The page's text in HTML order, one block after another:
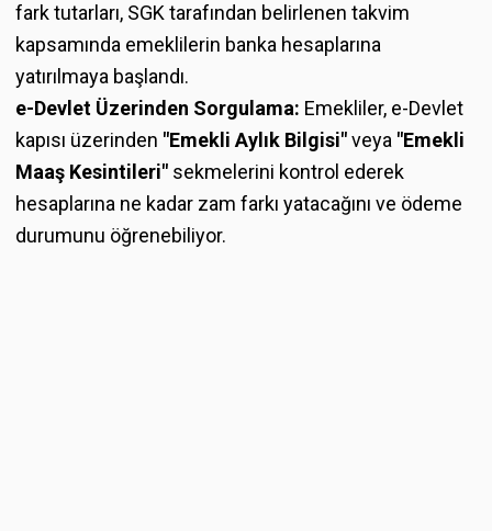
fark tutarları, SGK tarafından belirlenen takvim
kapsamında emeklilerin banka hesaplarına
yatırılmaya başlandı.
e-Devlet Üzerinden Sorgulama: Emekliler, e-Devlet
kapısı üzerinden "Emekli Aylık Bilgisi"veya "Emekli
Maaş Kesintileri" sekmelerini kontrol ederek
hesaplarına ne kadar zam farkı yatacağını ve ödeme
durumunu öğrenebiliyor.